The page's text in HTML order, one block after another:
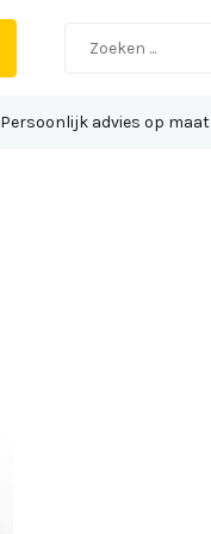
Persoonlijk advies op maat